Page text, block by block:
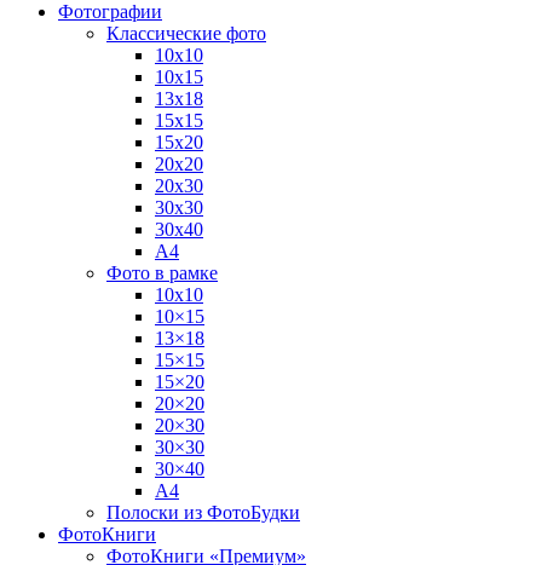
Фотографии
Классические фото
10х10
10х15
13х18
15х15
15х20
20х20
20х30
30х30
30х40
А4
Фото в рамке
10х10
10×15
13×18
15×15
15×20
20×20
20×30
30×30
30×40
A4
Полоски из ФотоБудки
ФотоКниги
ФотоКниги «Премиум»